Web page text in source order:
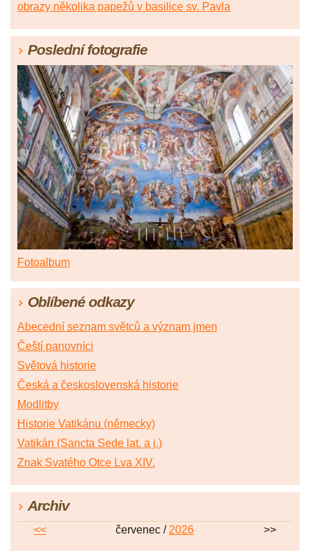
obrazy několika papežů v basilice sv. Pavla
Poslední fotografie
Fotoalbum
Oblíbené odkazy
Abecední seznam světců a význam jmen
Čeští panovníci
Světová historie
Česká a československá historie
Modlitby
Historie Vatikánu (německy)
Vatikán (Sancta Sede lat. a j.)
Znak Svatého Otce Lva XIV.
Archiv
<< červenec / 2026 >>